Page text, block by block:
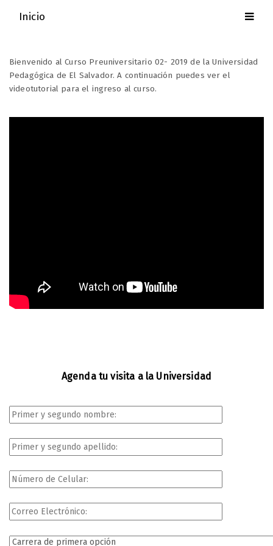
Inicio
Bienvenido al Curso Preuniversitario 02- 2019 de la Universidad
Pedagógica de El Salvador. A continuación puedes ver el
videotutorial para el ingreso al curso.
Agenda tu visita a la Universidad